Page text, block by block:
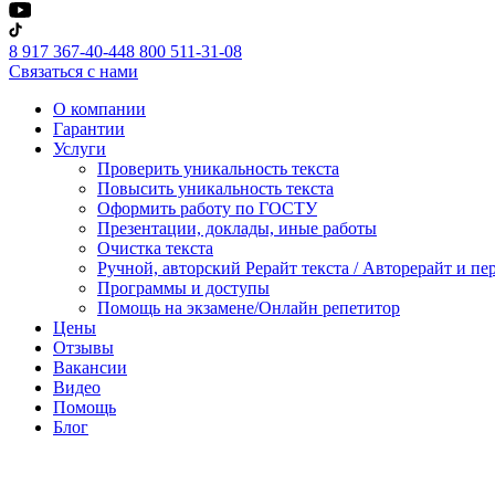
8 917 367-40-448 800 511-31-08
Связаться с нами
О компании
Гарантии
Услуги
Проверить уникальность текста
Повысить уникальность текста
Оформить работу по ГОСТУ
Презентации, доклады, иные работы
Очистка текста
Ручной, авторский Рерайт текста / Авторерайт и
Программы и доступы
Помощь на экзамене/Онлайн репетитор
Цены
Отзывы
Вакансии
Видео
Помощь
Блог